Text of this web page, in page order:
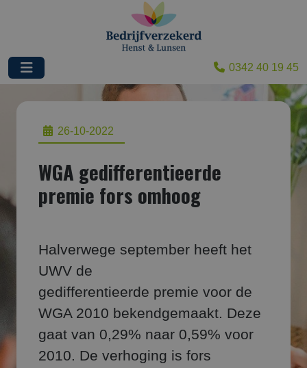
0342 40 19 45
26-10-2022
WGA gedifferentieerde
premie fors omhoog
Halverwege september heeft het
UWV de
gedifferentieerde premie voor de
WGA 2010 bekendgemaakt. Deze
gaat van 0,29% naar 0,59% voor
2010. De verhoging is fors